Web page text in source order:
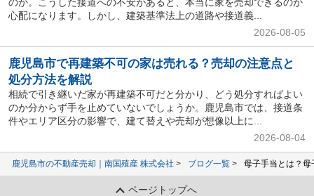
心配になります。しかし、建築基準法上の道路や接道義...
2026-08-05
鹿児島市で再建築不可の家は売れる？売却の注意点と
処分方法を解説
相続で引き継いだ家が再建築不可だと分かり、どう処分すればよい
のか分からず手を止めていないでしょうか。鹿児島市では、接道条
件やエリア区分の影響で、建て替えや売却が想像以上に...
2026-08-04
鹿児島市の不動産売却｜南国殖産 株式会社 ブログ一覧 母子手当とは？
ページトップへ